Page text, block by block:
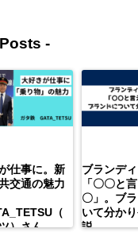
-
仕事に。新
交通の魅力
（
）さん
ブランデ
「〇〇と
〇」。ブ
いて分か
説。